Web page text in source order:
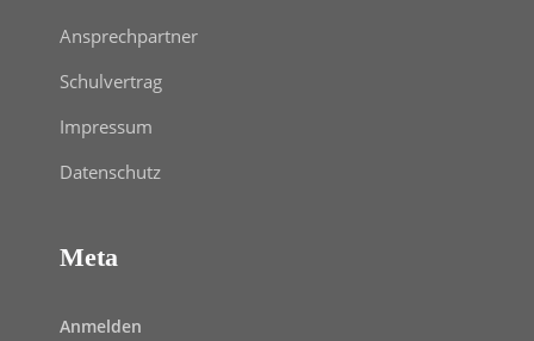
Ansprechpartner
Schulvertrag
Impressum
Datenschutz
Meta
Anmelden